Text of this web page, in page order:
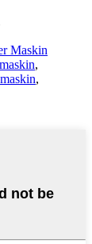
Maskin
,
,